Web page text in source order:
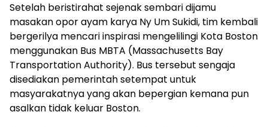
Setelah beristirahat sejenak sembari dijamu
masakan opor ayam karya Ny Um Sukidi, tim kembali
bergerilya mencari inspirasi mengelilingi Kota Boston
menggunakan Bus MBTA (Massachusetts Bay
Transportation Authority). Bus tersebut sengaja
disediakan pemerintah setempat untuk
masyarakatnya yang akan bepergian kemana pun
asalkan tidak keluar Boston.